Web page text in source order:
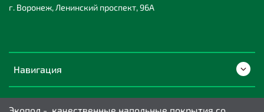
Навигация
г. Воронеж, Ленинский проспект, 96А
Экопол - качественные напольные покрытия со